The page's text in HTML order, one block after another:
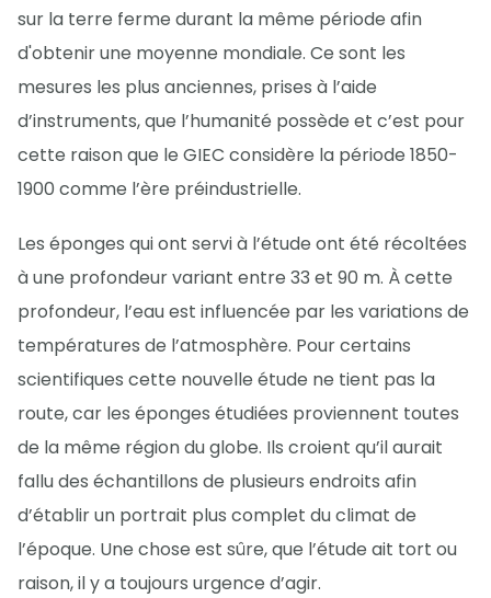
sur la terre ferme durant la même période afin
d'obtenir une moyenne mondiale. Ce sont les
mesures les plus anciennes, prises à l’aide
d’instruments, que l’humanité possède et c’est pour
cette raison que le GIEC considère la période 1850-
1900 comme l’ère préindustrielle.
Les éponges qui ont servi à l’étude ont été récoltées
à une profondeur variant entre 33 et 90 m. À cette
profondeur, l’eau est influencée par les variations de
températures de l’atmosphère. Pour certains
scientifiques cette nouvelle étude ne tient pas la
route, car les éponges étudiées proviennent toutes
de la même région du globe. Ils croient qu’il aurait
fallu des échantillons de plusieurs endroits afin
d’établir un portrait plus complet du climat de
l’époque. Une chose est sûre, que l’étude ait tort ou
raison, il y a toujours urgence d’agir.